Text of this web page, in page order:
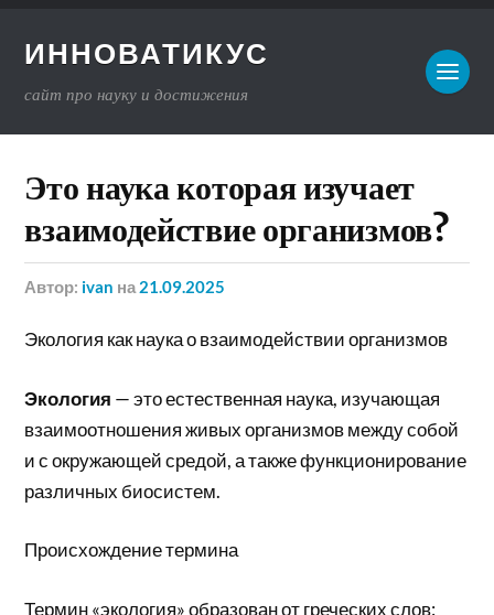
ИННОВАТИКУС
сайт про науку и достижения
Это наука которая изучает
взаимодействие организмов?
Автор: ivan на 21.09.2025
Экология как наука о взаимодействии организмов
Экология — это естественная наука, изучающая
взаимоотношения живых организмов между собой
и с окружающей средой, а также функционирование
различных биосистем.
Происхождение термина
Термин «экология» образован от греческих слов: